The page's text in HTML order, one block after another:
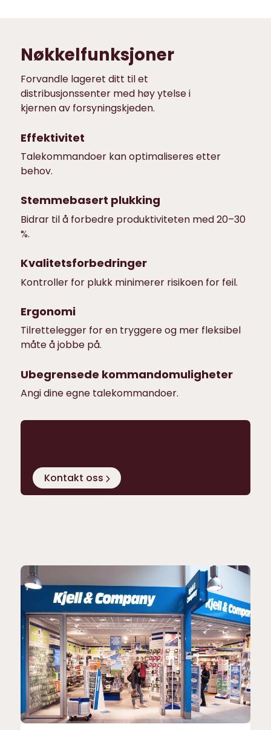
Nøkkelfunksjoner
Forvandle lageret ditt til et
distribusjonssenter med høy ytelse i
kjernen av forsyningskjeden.
Effektivitet
Talekommandoer kan optimaliseres etter
behov.
Stemmebasert plukking
Bidrar til å forbedre produktiviteten med 20–30
%.
Kvalitetsforbedringer
Kontroller for plukk minimerer risikoen for feil.
Ergonomi
Tilrettelegger for en tryggere og mer fleksibel
måte å jobbe på.
Ubegrensede kommandomuligheter
Angi dine egne talekommandoer.
Kontakt oss